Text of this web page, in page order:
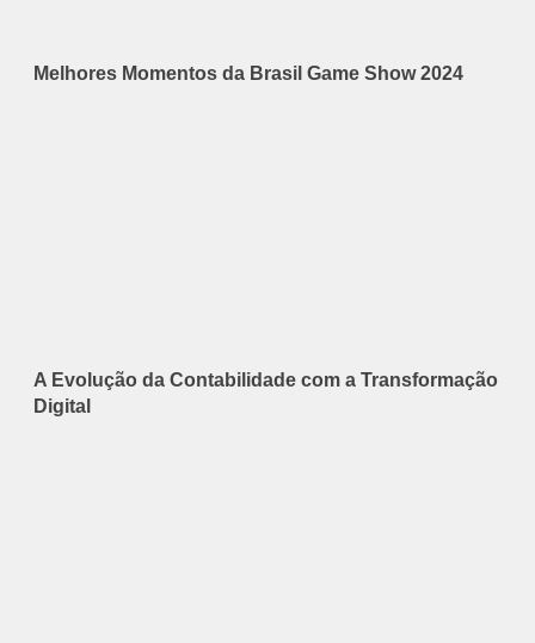
Melhores Momentos da Brasil Game Show 2024
A Evolução da Contabilidade com a Transformação
Digital